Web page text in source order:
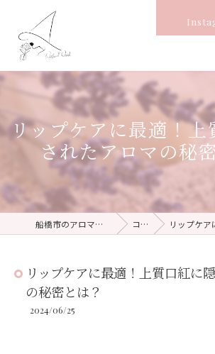
リップケアに最適！上
されたアロマの秘
船橋市のアロマならNatural Witch コラム リップケアに最適！
リップケアに最適！上質口紅に
の秘密とは？
2024/06/25